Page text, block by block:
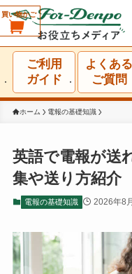
買い物かご
ご利用
ガイド
よくある
ご質問
利用シーン
結婚祝い
誕生日祝い
お見舞い・
移転・開
ホーム 電報の基礎知識
英語で電報が送
集や送り方紹介
電報の基礎知識 2026年8